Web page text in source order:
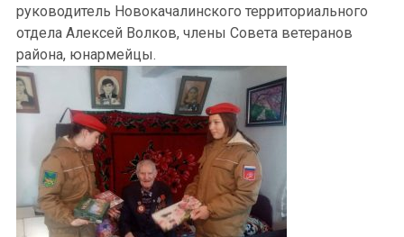
руководитель Новокачалинского территориального
отдела Алексей Волков, члены Совета ветеранов
района, юнармейцы.